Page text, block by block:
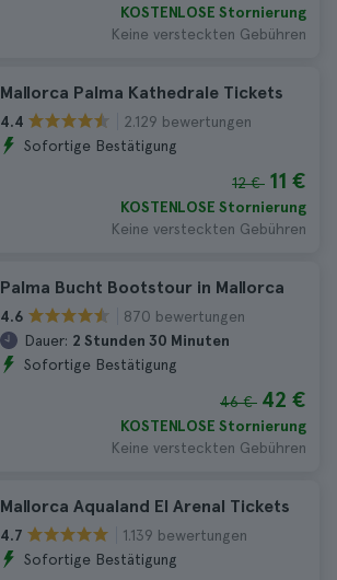
KOSTENLOSE Stornierung
Keine versteckten Gebühren
Mallorca Palma Kathedrale Tickets
4.4
2.129 bewertungen
Sofortige Bestätigung
12 € 11 €
KOSTENLOSE Stornierung
Keine versteckten Gebühren
Palma Bucht Bootstour in Mallorca
4.6
870 bewertungen
Dauer: 2 Stunden 30 Minuten
Sofortige Bestätigung
46 € 42 €
KOSTENLOSE Stornierung
Keine versteckten Gebühren
Mallorca Aqualand El Arenal Tickets
4.7
1.139 bewertungen
Sofortige Bestätigung